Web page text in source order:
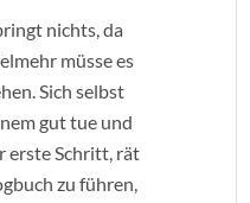
nichts, da
müsse es
Sich selbst
gut tue und
erste Schritt, rät
zu führen,